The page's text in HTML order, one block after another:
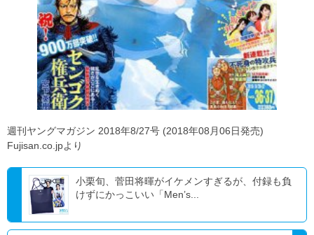
週刊ヤングマガジン 2018年8/27号 (2018年08月06日発売)
Fujisan.co.jpより
小栗旬、菅田将暉がイケメンすぎるが、付録も負
けずにかっこいい「Men’s...